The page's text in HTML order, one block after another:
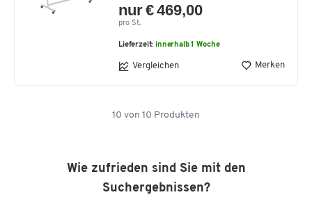
nur € 469,00
pro St.
Lieferzeit:innerhalb 1 Woche
Vergleichen Merken
10 von 10 Produkten
Wie zufrieden sind Sie mit den
Suchergebnissen?